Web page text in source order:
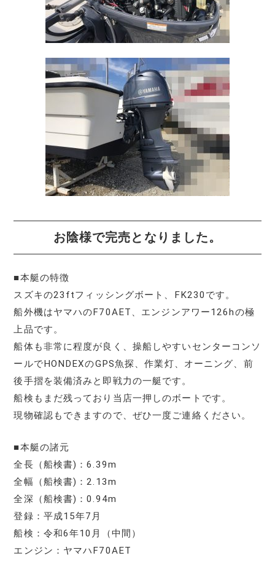
お陰様で完売となりました。
■本艇の特徴
スズキの23ftフィッシングボート、FK230です。
船外機はヤマハのF70AET、エンジンアワー126hの極
上品です。
船体も非常に程度が良く、操船しやすいセンターコンソ
ールでHONDEXのGPS魚探、作業灯、オーニング、前
後手摺を装備済みと即戦力の一艇です。
船検もまだ残っており当店一押しのボートです。
現物確認もできますので、ぜひ一度ご連絡ください。
■本艇の諸元
全長（船検書)：6.39m
全幅（船検書)：2.13m
全深（船検書)：0.94m
登録：平成15年7月
船検：令和6年10月（中間）
エンジン：ヤマハF70AET